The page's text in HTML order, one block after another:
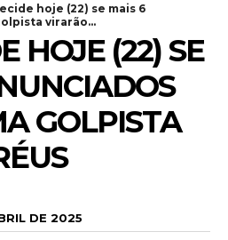
hoje (22) se mais 6
virarão...
HOJE (22) SE
GOLPISTA
DE 2025